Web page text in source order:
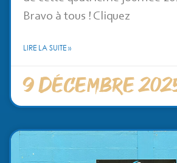
Bravo à tous ! Cliquez
LIRE LA SUITE »
9 décembre